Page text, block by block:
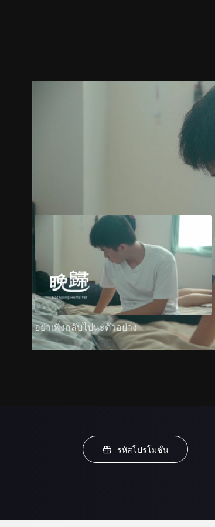
อย่าเพิ่งกลับไปนะตัวอย่าง
รหัสโปรโมชั่น